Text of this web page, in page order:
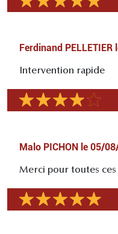
Ferdinand PELLETIER
Intervention rapide
Malo PICHON le 05/
Merci pour toutes ces